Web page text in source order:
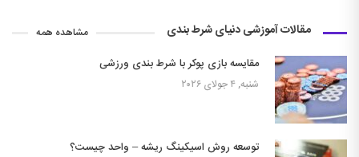
مقالات آموزشی دنیای شرط بندی مشاهده همه
مقایسه بازی پوکر با شرط بندی ورزشی
شنبه, ۴ جولای ۲۰۲۶
توسعه روش اسیکینگ ریشه – واحد چیست؟